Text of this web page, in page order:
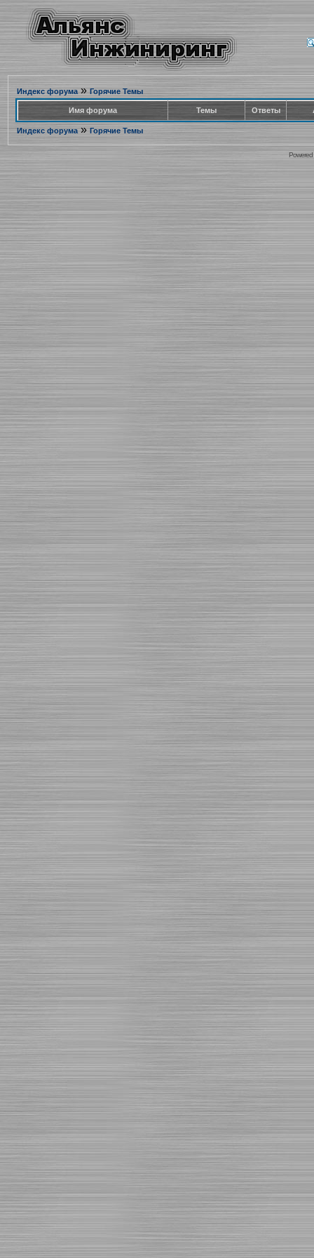
Индекс форума» Горячие Темы
Имя форума Темы Ответы
Индекс форума» Горячие Темы